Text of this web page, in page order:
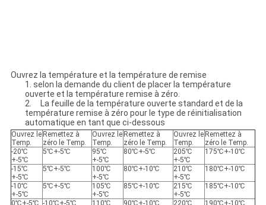
Ouvrez la température et la température de remise
1. selon la demande du client de placer la température
ouverte et la température remise à zéro.
2. La feuille de la température ouverte standard et de la
température remise à zéro pour le type de réinitialisation
automatique en tant que ci-dessous
Ouvrez le
Temp.
Remettez à
zéro le Temp.
Ouvrez le
Temp.
Remettez à
zéro le Temp.
Ouvrez le
Temp.
Remettez à
zéro le Temp.
-20℃
+-5℃
5℃+-5℃
95℃
+-5℃
80℃+-5℃
205℃
+-5℃
175℃+-10℃
-15℃
+-5℃
5℃+-5℃
100℃
+-5℃
80℃+-10℃
210℃
+-5℃
180℃+-10℃
-10℃
+-5℃
5℃+-5℃
105℃
+-5℃
85℃+-10℃
215℃
+-5℃
185℃+-10℃